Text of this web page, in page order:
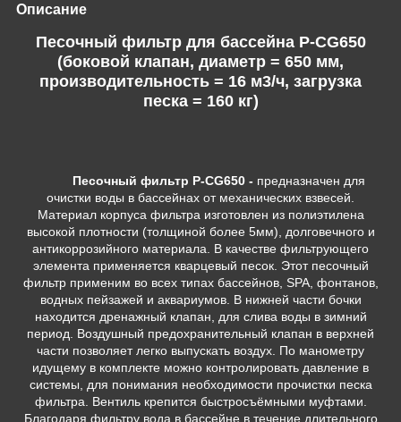
Описание
Песочный фильтр для бассейна P-CG650
(боковой клапан, диаметр = 650 мм,
производительность = 16 м3/ч, загрузка
песка = 160 кг)
Песочный фильтр P-CG650 - предназначен для
очистки воды в бассейнах от механических взвесей.
Материал корпуса фильтра изготовлен из полиэтилена
высокой плотности (толщиной более 5мм), долговечного и
антикоррозийного материала. В качестве фильтрующего
элемента применяется кварцевый песок. Этот песочный
фильтр применим во всех типах бассейнов, SPA, фонтанов,
водных пейзажей и аквариумов. В нижней части бочки
находится дренажный клапан, для слива воды в зимний
период. Воздушный предохранительный клапан в верхней
части позволяет легко выпускать воздух. По манометру
идущему в комплекте можно контролировать давление в
системы, для понимания необходимости прочистки песка
фильтра. Вентиль крепится быстросъёмными муфтами.
Благодаря фильтру вода в бассейне в течение длительного